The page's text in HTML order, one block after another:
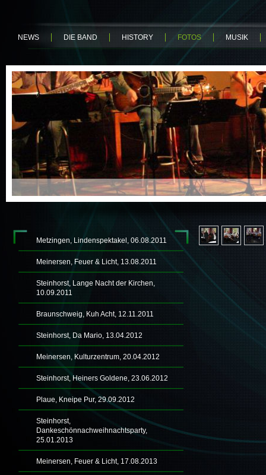
NEWS DIE BAND HISTORY FOTOS MUSIK
Metzingen, Lindenspektakel, 06.08.2011
Meinersen, Feuer & Licht, 13.08.2011
Steinhorst, Lange Nacht der Kirchen,
10.09.2011
Braunschweig, Kuh Acht, 12.11.2011
Steinhorst, Da Mario, 13.04.2012
Meinersen, Kulturzentrum, 20.04.2012
Steinhorst, Heiners Goldene, 23.06.2012
Plaue, Kneipe Pur, 29.09.2012
Steinhorst,
Dankeschönnachweihnachtsparty,
25.01.2013
Meinersen, Feuer & Licht, 17.08.2013